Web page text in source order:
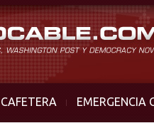
EMERGENCIA